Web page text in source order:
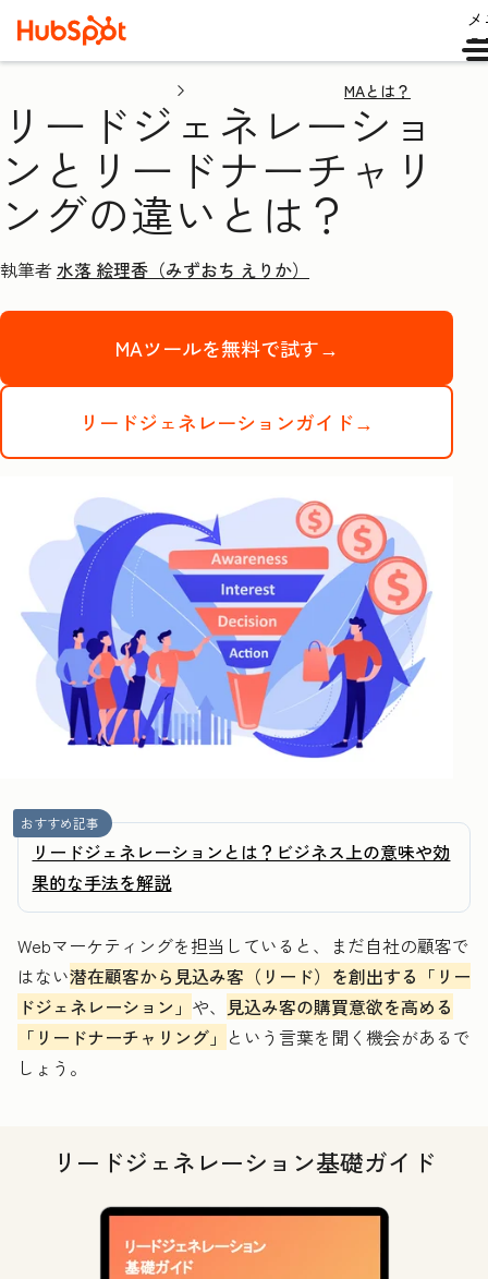
MAとは？
リードジェネレーショ
ンとリードナーチャリ
ングの違いとは？
執筆者水落 絵理香（みずおち えりか）
MAツールを無料で試す→
リードジェネレーションガイド→
おすすめ記事
リードジェネレーションとは？ビジネス上の意味や効
果的な手法を解説
Webマーケティングを担当していると、まだ自社の顧客で
はない潜在顧客から見込み客（リード）を創出する「リー
ドジェネレーション」 や、
見込み客の購買意欲を高める
「リードナーチャリング」 という言葉を聞く機会があるで
しょう。
リードジェネレーション基礎ガイド